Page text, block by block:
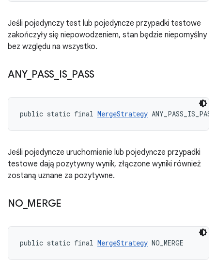
Jeśli pojedynczy test lub pojedyncze przypadki testowe
zakończyły się niepowodzeniem, stan będzie niepomyślny
bez względu na wszystko.
ANY_ PASS IS_ PASS
public static final MergeStrategy ANY_PASS_IS_PASS
Jeśli pojedyncze uruchomienie lub pojedyncze przypadki
testowe dają pozytywny wynik, złączone wyniki również
zostaną uznane za pozytywne.
NO_ MERGE
public static final MergeStrategy NO_MERGE